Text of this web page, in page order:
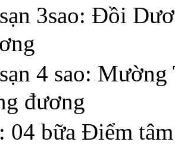
3sao: Đồi
4 sao:
đương
04 bữa Điểm